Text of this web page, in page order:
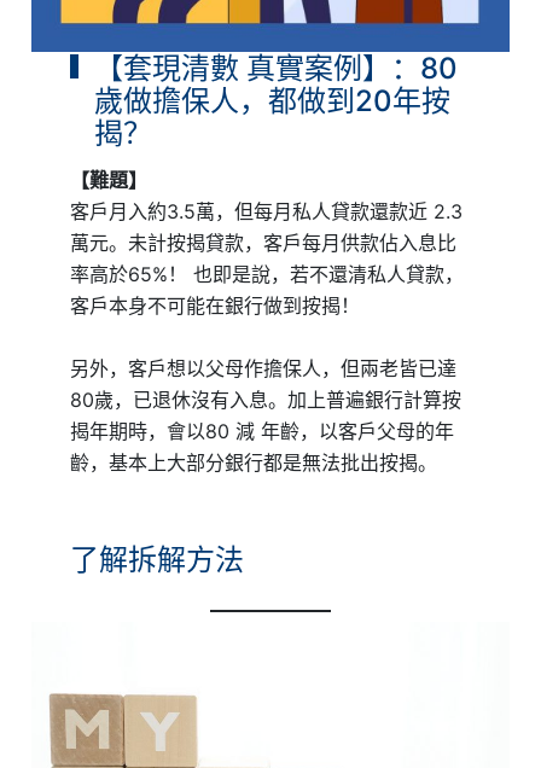
【套現清數 真實案例】：80
歲做擔保人，都做到20年按
揭？
【難題】
客戶月入約3.5萬，但每月私人貸款還款近 2.3
萬元。未計按揭貸款，客戶每月供款佔入息比
率高於65%！ 也即是說，若不還清私人貸款，
客戶本身不可能在銀行做到按揭！
另外，客戶想以父母作擔保人，但兩老皆已達
80歲，已退休沒有入息。加上普遍銀行計算按
揭年期時，會以80 減 年齡，以客戶父母的年
齡，基本上大部分銀行都是無法批出按揭。
了解拆解方法